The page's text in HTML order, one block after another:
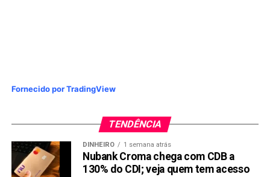
outros fins que não pagamentos.
Cada utilizador ligado à rede tem a sua cópia
agregadas em blocos e validadas pelos computadores
ligados à rede. Estes competem para ver quem resolve
Fornecido por TradingView
TENDÊNCIA
DINHEIRO 1 semana atrás
Nubank Croma chega com CDB a
130% do CDI; veja quem tem acesso